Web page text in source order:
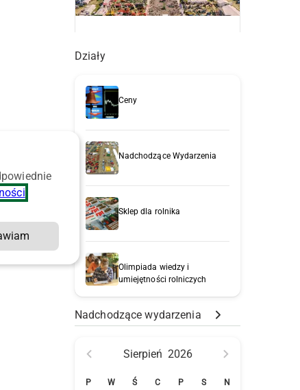
Działy
Ceny
Nadchodzące Wydarzenia
Sklep dla rolnika
Olimpiada wiedzy i
umiejętności rolniczych
Nadchodzące wydarzenia
Sierpień 2026
P W Ś C P S N